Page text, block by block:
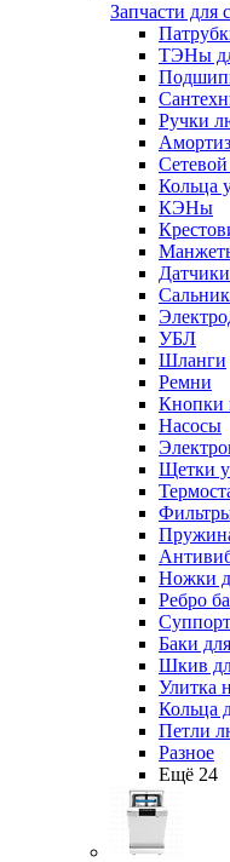
Запчасти для
ТЭНы
Ручки
Кольца
КЭНы
Датчики
УБЛ
Шланги
Ремни
Кнопки
Насосы
Щетки
Ножки
Ребро
Суппорт
Баки
Шкив
Улитка
Кольца
Петли
Разное
Ещё 24